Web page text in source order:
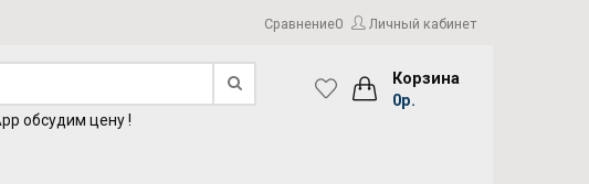
Сравнение0 Личный кабинет
Корзина
0р.
обсудим цену !